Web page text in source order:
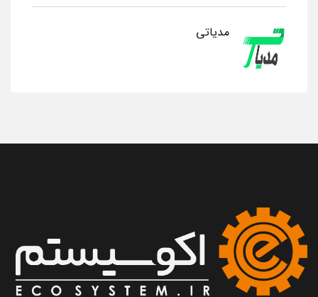
مدیاتی